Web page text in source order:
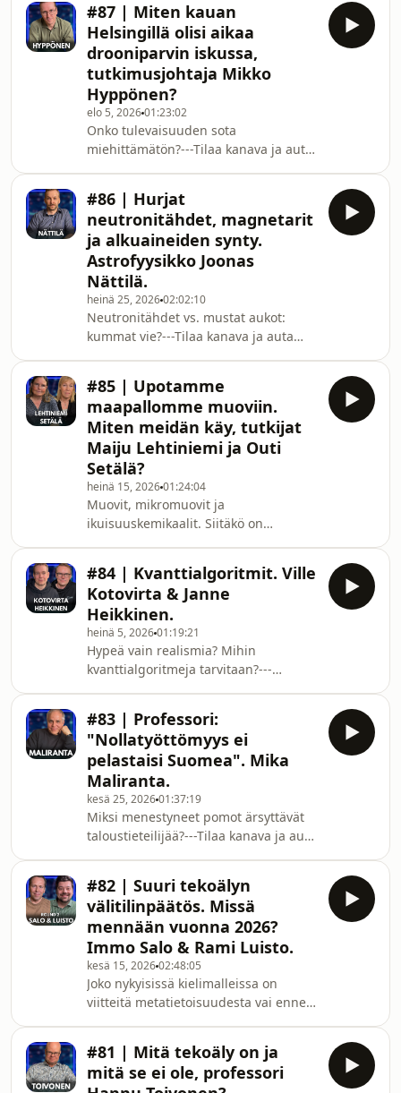
#87 | Miten kauan
Helsingillä olisi aikaa
drooniparvin iskussa,
tutkimusjohtaja Mikko
Hyppönen?
elo 5, 202601:23:02
Onko tulevaisuuden sota
miehittämätön?---Tilaa kanava ja auta
konkari sekä
droonitorjuntateknologian
huippuasiantuntija Mikko Hyppönen.-
--Jakso kuvattu: 16.7.2026---
SISÄLMYKSET0:00 Alku0:31
Uramuutos3:03 Sensofusion4:45
Rautapuoli7:14 Kasvuyhtiö8:35
Pelotevaikutus10:32 Väärät kädet13:19
Hyökkääjän etu15:09
#86 | Hurjat
neutronitähdet, magnetarit
ja alkuaineiden synty.
Astrofyysikko Joonas
Nättilä.
heinä 25, 202602:02:10
Neutronitähdet vs. mustat aukot:
kummat vie?---Tilaa kanava ja auta
universumin ihmeellisistä asioista
Helsingin yliopiston apulaisprofessori
ja astrofyysikko Joonas Nättilä.---Jakso
kuvattu: 12.6.2026---SISÄLMYKSET0:00
Johdanto1:49 Radiosignaalien
löytyminen3:48 Mikä on neutronitähti?
4:22 Tähtien romahtaminen7:17
Syntyminen ja
#85 | Upotamme
maapallomme muoviin.
Miten meidän käy, tutkijat
Maiju Lehtiniemi ja Outi
Setälä?
heinä 15, 202601:24:04
Muovit, mikromuovit ja
ikuisuuskemikaalit. Siitäkö on
vahvistamaan Signaalia ⚡💪📶---
Studiossa kanssani keskustelemassa
muovin aiheuttamista ongelmista
SYKE:n tutkijat Maiju Lehtiniemi ja
Outi Setälä.Onko peli menetetty
muovin osalta?---Jakso kuvattu:
27.5.2026---SISÄLMYKSET0:00
Johdanto6:45 Kemialliset haitat12:09
Mikromuovin seuran
#84 | Kvanttialgoritmit. Ville
Kotovirta & Janne
Heikkinen.
heinä 5, 202601:19:21
Hypeä vain realismia? Mihin
kvanttialgoritmeja tarvitaan?---
Millaisia sovelluksia lähiajan
kvanttitietokoneilla voidaan tehdä?
Käymme läpi kvanttilaskennan
peruskäsitteitä, kuten kvanttipiirejä,
superpositiota, lomittumista ja
interferenssiä, sekä sitä, miksi
kvanttialgoritmit soveltuvat vain tietyn
tyyppisiin ongelmiin.Ke
#83 | Professori:
"Nollatyöttömyys ei
pelastaisi Suomea". Mika
Maliranta.
kesä 25, 202601:37:19
Miksi menestyneet pomot ärsyttävät
taloustieteilijää?---Tilaa kanava ja auta
talouden tulevaisuudesta ekonomisti
Mika Malirannan kanssa.
Käsittelemme julkisen talouden
alijäämää, heikkoa
tuottavuuskehitystä sekä Nokiaan ja
mm. paperiteollisuuteen liittyneiden
korkeatuottoisten työpaikkojen
katoamista. Keskustelemme
koulutuksesta,
#82 | Suuri tekoälyn
välitilinpäätös. Missä
mennään vuonna 2026?
Immo Salo & Rami Luisto.
kesä 15, 202602:48:05
Joko nykyisissä kielimalleissa on
viitteitä metatietoisuudesta vai ennen
meitä vahvistamaan Signaalia ⚡💪📶---
Äänessä jälleen tekoälygurut Salo ja
#81 | Mitä tekoäly on ja
mitä se ei ole, professori